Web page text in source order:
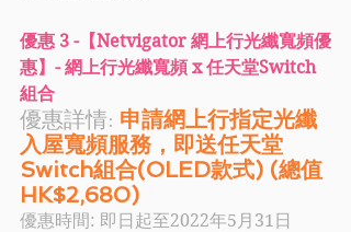
優惠 3 -【Netvigator 網上行光纖寬頻優
惠】- 網上行光纖寬頻 x 任天堂Switch
組合
優惠詳情: 申請網上行指定光纖
入屋寬頻服務，即送任天堂
Switch組合(OLED款式) (總值
HK$2,680)
優惠時間: 即日起至2022年5月31日